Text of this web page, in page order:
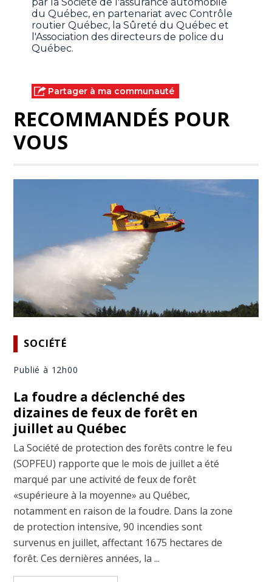
du Québec, en partenariat avec Contrôle
routier Québec, la Sûreté du Québec et
l'Association des directeurs de police du
Québec.
Partager à ma communauté
RECOMMANDÉS POUR
VOUS
SOCIÉTÉ
Publié à 12h00
La foudre a déclenché des
dizaines de feux de forêt en
juillet au Québec
La Société de protection des forêts contre le feu
(SOPFEU) rapporte que le mois de juillet a été
marqué par une activité de feux de forêt
«supérieure à la moyenne» au Québec,
notamment en raison de la foudre. Dans la zone
de protection intensive, 90 incendies sont
survenus en juillet, affectant 1675 hectares de
forêt. Ces dernières années, la ...